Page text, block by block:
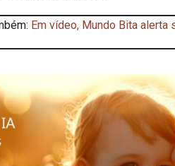
Em vídeo, Mundo Bita alerta